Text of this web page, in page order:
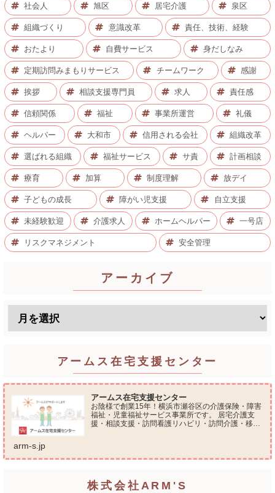
社会人 旭区 居宅介護 泉区
組織づくり 意識改革 責任、技術、経験
おたより 自費サービス 身だしなみ
定期訪問みまもりサービス チームワーク 感謝
挨拶 相談支援専門員 求人 責任感
信頼関係 福祉 事業所運営 礼儀
ヘルパー 大和市 信用される会社 組織改革
選ばれる組織 福祉サービス サ責 計画相談
療育 加算 制度理解 放デイ
子どもの成長 障がい児支援 自立支援
未経験歓迎 介護求人 ホームヘルパー 一号店
リスクマネジメント 安全管理
アーカイブ
アームス在宅支援センター
アームス在宅支援センター
お陰様で創業15年！横浜市瀬谷区の介護保険・障害
福祉・児童福祉サービス事業所です。 居宅介護支
援・相談支援・訪問看護リハビリ・訪問介護・移動
arm-s.jp
株式会社ARM'S